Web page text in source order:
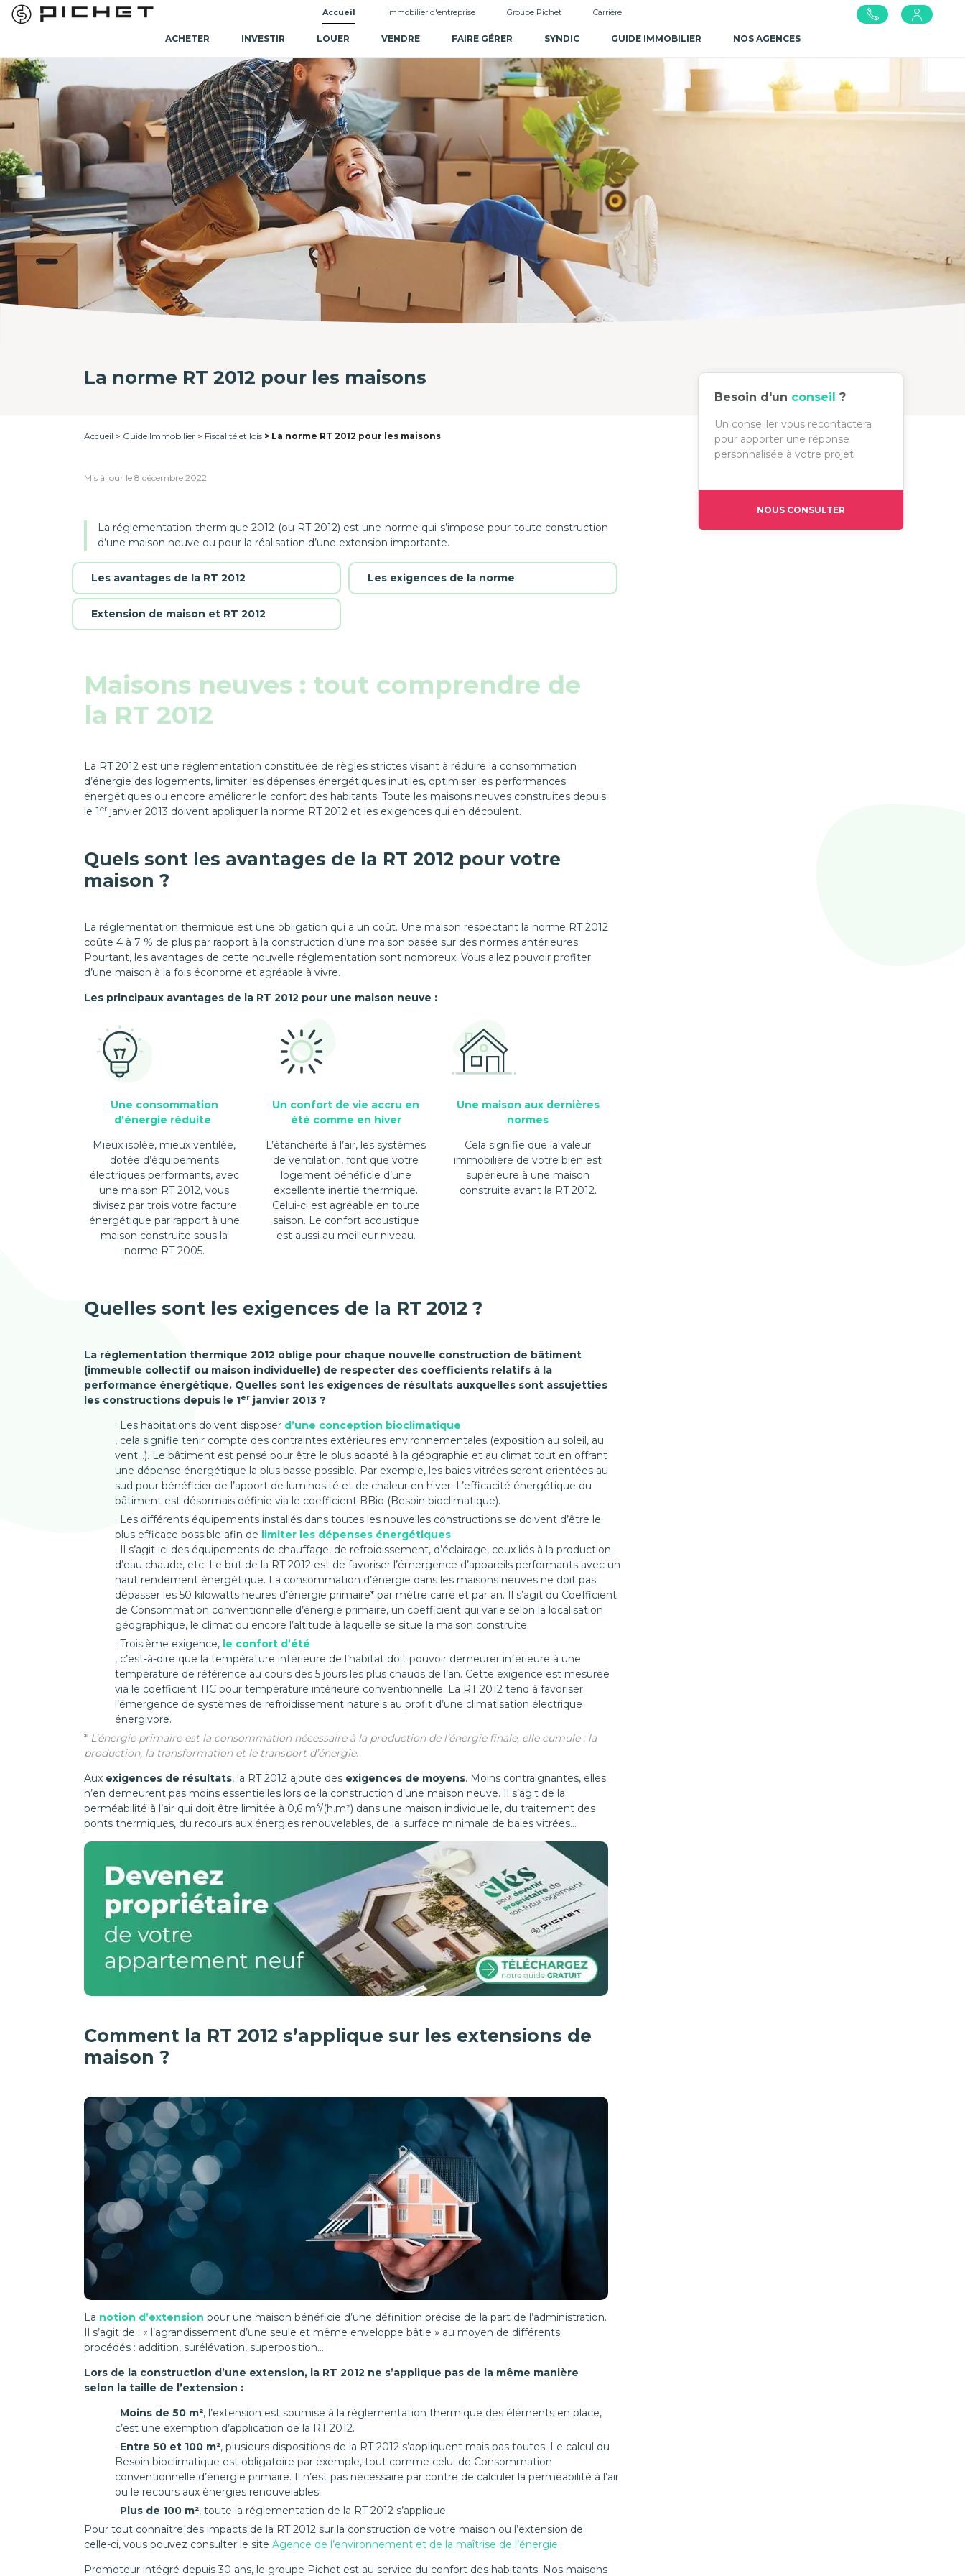
Accueil Immobilier d'entreprise Groupe Pichet Carrière
ACHETER INVESTIR LOUER VENDRE FAIRE GÉRER SYNDIC GUIDE IMMOBILIER NOS AGENCES
La norme RT 2012 pour les maisons
Accueil Guide Immobilier Fiscalité et lois La norme RT 2012 pour les maisons
Mis à jour le 8 décembre 2022
La réglementation thermique 2012 (ou RT 2012) est une norme qui s’impose pour toute construction
d’une maison neuve ou pour la réalisation d’une extension importante.
Les avantages de la RT 2012 Les exigences de la norme
Extension de maison et RT 2012
Maisons neuves : tout comprendre de
la RT 2012
La RT 2012 est une réglementation constituée de règles strictes visant à réduire la consommation
d’énergie des logements, limiter les dépenses énergétiques inutiles, optimiser les performances
énergétiques ou encore améliorer le confort des habitants. Toute les maisons neuves construites depuis
le 1er janvier 2013 doivent appliquer la norme RT 2012 et les exigences qui en découlent.
Quels sont les avantages de la RT 2012 pour votre
maison ?
La réglementation thermique est une obligation qui a un coût. Une maison respectant la norme RT 2012
coûte 4 à 7 % de plus par rapport à la construction d’une maison basée sur des normes antérieures.
Pourtant, les avantages de cette nouvelle réglementation sont nombreux. Vous allez pouvoir profiter
d’une maison à la fois économe et agréable à vivre.
Les principaux avantages de la RT 2012 pour une maison neuve :
Une consommation
d’énergie réduite
Mieux isolée, mieux ventilée,
dotée d’équipements
électriques performants, avec
une maison RT 2012, vous
divisez par trois votre facture
énergétique par rapport à une
maison construite sous la
norme RT 2005.
Un confort de vie accru en
été comme en hiver
L’étanchéité à l’air, les systèmes
de ventilation, font que votre
logement bénéficie d’une
excellente inertie thermique.
Celui-ci est agréable en toute
saison. Le confort acoustique
est aussi au meilleur niveau.
Une maison aux dernières
normes
Cela signifie que la valeur
immobilière de votre bien est
supérieure à une maison
construite avant la RT 2012.
Quelles sont les exigences de la RT 2012 ?
La réglementation thermique 2012 oblige pour chaque nouvelle construction de bâtiment
(immeuble collectif ou maison individuelle) de respecter des coefficients relatifs à la
performance énergétique. Quelles sont les exigences de résultats auxquelles sont assujetties
les constructions depuis le 1er janvier 2013 ?
Les habitations doivent disposer d’une conception bioclimatique
, cela signifie tenir compte des contraintes extérieures environnementales (exposition au soleil, au
vent…). Le bâtiment est pensé pour être le plus adapté à la géographie et au climat tout en offrant
une dépense énergétique la plus basse possible. Par exemple, les baies vitrées seront orientées au
sud pour bénéficier de l’apport de luminosité et de chaleur en hiver. L’efficacité énergétique du
bâtiment est désormais définie via le coefficient BBio (Besoin bioclimatique).
Les différents équipements installés dans toutes les nouvelles constructions se doivent d’être le
plus efficace possible afin de limiter les dépenses énergétiques
. Il s’agit ici des équipements de chauffage, de refroidissement, d’éclairage, ceux liés à la production
d’eau chaude, etc. Le but de la RT 2012 est de favoriser l’émergence d’appareils performants avec un
haut rendement énergétique. La consommation d’énergie dans les maisons neuves ne doit pas
dépasser les 50 kilowatts heures d’énergie primaire* par mètre carré et par an. Il s’agit du Coefficient
de Consommation conventionnelle d’énergie primaire, un coefficient qui varie selon la localisation
géographique, le climat ou encore l’altitude à laquelle se situe la maison construite.
Troisième exigence, le confort d’été
, c’est-à-dire que la température intérieure de l’habitat doit pouvoir demeurer inférieure à une
température de référence au cours des 5 jours les plus chauds de l’an. Cette exigence est mesurée
via le coefficient TIC pour température intérieure conventionnelle. La RT 2012 tend à favoriser
l’émergence de systèmes de refroidissement naturels au profit d’une climatisation électrique
énergivore.
* L’énergie primaire est la consommation nécessaire à la production de l’énergie finale, elle cumule : la
production, la transformation et le transport d’énergie.
Aux exigences de résultats, la RT 2012 ajoute des exigences de moyens. Moins contraignantes, elles
n’en demeurent pas moins essentielles lors de la construction d’une maison neuve. Il s’agit de la
perméabilité à l’air qui doit être limitée à 0,6 m3/(h.m²) dans une maison individuelle, du traitement des
ponts thermiques, du recours aux énergies renouvelables, de la surface minimale de baies vitrées…
Comment la RT 2012 s’applique sur les extensions de
maison ?
La notion d’extension pour une maison bénéficie d’une définition précise de la part de l’administration.
Il s’agit de : « l’agrandissement d’une seule et même enveloppe bâtie » au moyen de différents
procédés : addition, surélévation, superposition…
Lors de la construction d’une extension, la RT 2012 ne s’applique pas de la même manière
selon la taille de l’extension :
Moins de 50 m², l’extension est soumise à la réglementation thermique des éléments en place,
c’est une exemption d’application de la RT 2012.
Entre 50 et 100 m², plusieurs dispositions de la RT 2012 s’appliquent mais pas toutes. Le calcul du
Besoin bioclimatique est obligatoire par exemple, tout comme celui de Consommation
conventionnelle d’énergie primaire. Il n’est pas nécessaire par contre de calculer la perméabilité à l’air
ou le recours aux énergies renouvelables.
Plus de 100 m², toute la réglementation de la RT 2012 s’applique.
Pour tout connaître des impacts de la RT 2012 sur la construction de votre maison ou l’extension de
celle-ci, vous pouvez consulter le site Agence de l’environnement et de la maîtrise de l’énergie.
Promoteur intégré depuis 30 ans, le groupe Pichet est au service du confort des habitants. Nos maisons
Besoin d'un conseil ?
Un conseiller vous recontactera
pour apporter une réponse
personnalisée à votre projet